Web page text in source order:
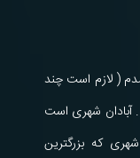
آمدم ( لازم است چند
. آبادان شهری است
که بزرگترین